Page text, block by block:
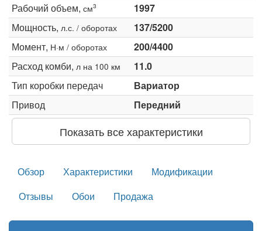
Рабочий объем, см3
1997
Мощность, л.с. / оборотах
137/5200
Момент, Н·м / оборотах
200/4400
Расход комби, л на 100 км
11.0
Тип коробки передач
Вариатор
Привод
Передний
Показать все характеристики
Обзор Характеристики
Модификации
Отзывы
Обои Продажа